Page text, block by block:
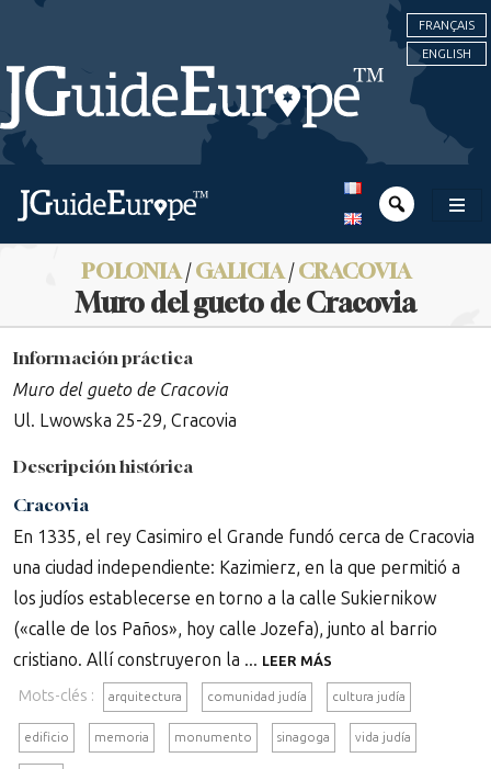
FRANÇAIS
ENGLISH
POLONIA/GALICIA/CRACOVIA
Muro del gueto de Cracovia
Información práctica
Muro del gueto de Cracovia
Ul. Lwowska 25-29, Cracovia
Descripción histórica
Cracovia
En 1335, el rey Casimiro el Grande fundó cerca de Cracovia
una ciudad independiente: Kazimierz, en la que permitió a
los judíos establecerse en torno a la calle Sukiernikow
(«calle de los Paños», hoy calle Jozefa), junto al barrio
cristiano. Allí construyeron la ... LEER MÁS
Mots-clés : arquitectura comunidad judía cultura judía
edificio memoria monumento sinagoga vida judía